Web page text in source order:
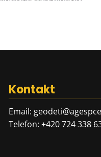
Kontakt
Email:
Telefon:+420 724 338